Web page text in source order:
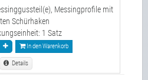
Messingprofile mit
Schürhaken
1 Satz
In den Warenkorb
Details